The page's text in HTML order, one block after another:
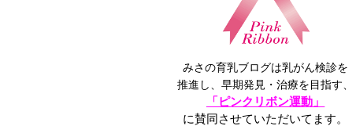
みさの育乳ブログは乳がん検診を
推進し、早期発見・治療を目指す、
「ピンクリボン運動」
に賛同させていただいてます。